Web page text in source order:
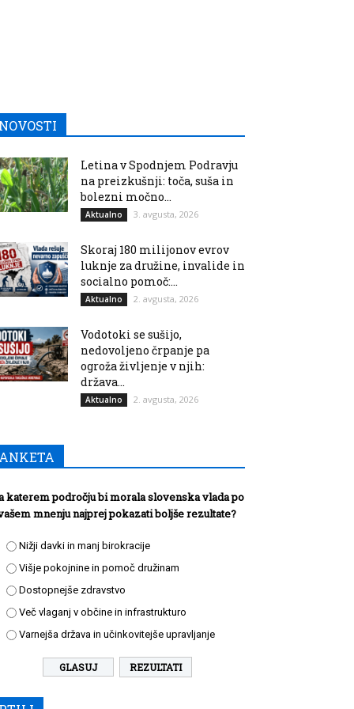
Letina v Spodnjem Podravju
na preizkušnji: toča, suša in
bolezni močno...
Aktualno 3. avgusta, 2026
Skoraj 180 milijonov evrov
luknje za družine, invalide in
socialno pomoč:...
Aktualno 2. avgusta, 2026
Vodotoki se sušijo,
nedovoljeno črpanje pa
ogroža življenje v njih:
država...
Aktualno 2. avgusta, 2026
katerem področju bi morala slovenska vlada po
mnenju najprej pokazati boljše rezultate?
Nižji davki in manj birokracije
Višje pokojnine in pomoč družinam
Dostopnejše zdravstvo
Več vlaganj v občine in infrastrukturo
Varnejša država in učinkovitejše upravljanje
REZULTATI